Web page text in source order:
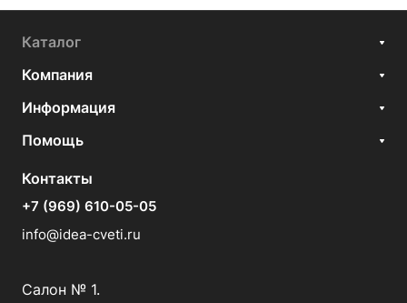
Каталог
Компания
Информация
Помощь
Контакты
+7 (969) 610-05-05
info@idea-cveti.ru
Салон № 1.